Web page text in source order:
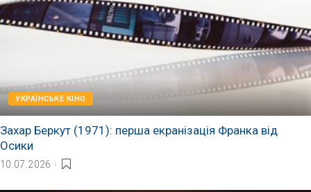
УКРАЇНСЬКЕ КІНО
Захар Беркут (1971): перша екранізація Франка від
Осики
10.07.2026